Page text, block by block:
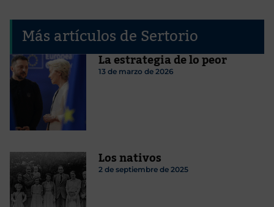
Más artículos de Sertorio
La estrategia de lo peor
13 de marzo de 2026
Los nativos
2 de septiembre de 2025